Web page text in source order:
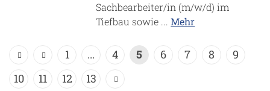
Sachbearbeiter/in (m/w/d) im
Tiefbau sowie ...Mehr
1 ... 4 5 6 7 8
9
10
11 12 13